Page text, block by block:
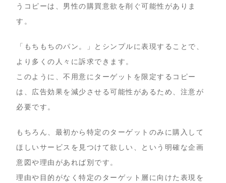
うコピーは、男性の購買意欲を削ぐ可能性がありま
す。
「もちもちのパン。」とシンプルに表現することで、
より多くの人々に訴求できます。
このように、不用意にターゲットを限定するコピー
は、広告効果を減少させる可能性があるため、注意が
必要です。
もちろん、最初から特定のターゲットのみに購入して
ほしいサービスを見つけて欲しい、という明確な企画
意図や理由があれば別です。
理由や目的がなく特定のターゲット層に向けた表現を